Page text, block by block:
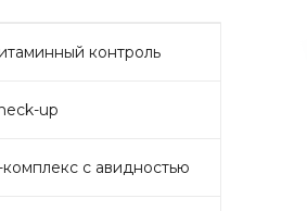
контроль
up
комплекс с авидностью